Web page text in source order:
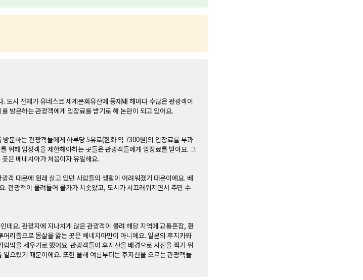
도시 전체가 유네스코 세계문화유산에 등재돼 해마다 수많은 관광객이
방문하는 관광객에게 입장료를 받기로 해 논란이 되고 있어요.
문하는 관광객들에게 하루당 5유로(한화 약 7300원)의 입장료를 부과
위해 입장객을 제한해야하는 곳들은 관광객들에게 입장료를 받아요. 그
은 베네치아가 처음이자 유일해요.
객 때문에 원래 살고 있던 사람들의 생활이 어려워졌기 때문이에요. 베
. 관광객이 몰려들어 물가가 치솟았고, 도시가 시끄러워지면서 주민 수
데요. 관광지에 지나치게 많은 관광객이 몰려 해당 지역에 교통혼잡, 환
리즘으로 몸살을 앓는 곳은 베네치아만이 아니에요. 일본의 후지카와
막을 세우기로 했어요. 관광객들이 후지산을 배경으로 사진을 찍기 위
으켰기 때문이에요. 또한 올해 여름부터는 후지산을 오르는 관광객들